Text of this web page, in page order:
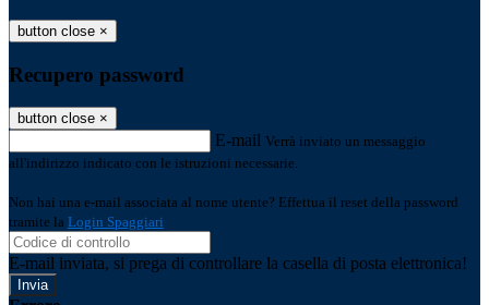
button close ×
Recupero password
button close ×
E-mail Verrà inviato un messaggio
all'indirizzo indicato con le istruzioni necessarie.
Non hai una e-mail associata al nome utente? Effettua il reset della password
tramite la Login Spaggiari
E-mail inviata, si prega di controllare la casella di posta elettronica!